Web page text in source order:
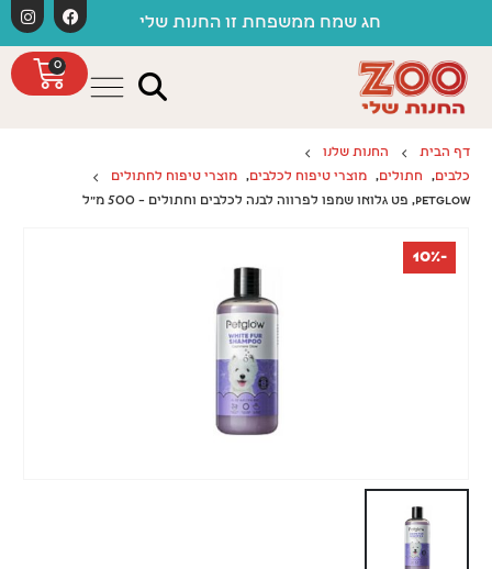
חג שמח ממשפחת זו החנות שלי
0
דף הבית
החנות שלנו
כלבים, חתולים, מוצרי טיפוח לכלבים,
מוצרי טיפוח לחתולים
PETGLOW, פט גלואו שמפו לפרווה לבנה לכלבים וחתולים – 500 מ"ל
-10%